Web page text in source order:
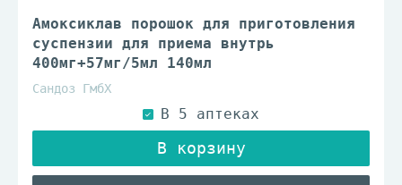
Амоксиклав порошок для приготовления
суспензии для приема внутрь
400мг+57мг/5мл 140мл
Сандоз ГмбХ